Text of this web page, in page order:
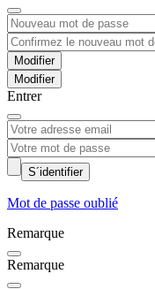
Modifier
Entrer
S´identifier
Mot de passe oublié
Remarque
Remarque